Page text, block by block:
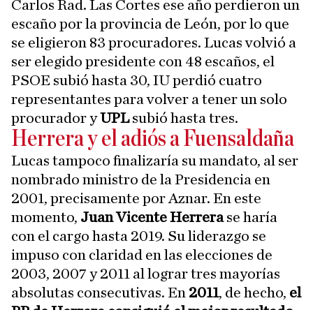
Carlos Rad. Las Cortes ese año perdieron un
escaño por la provincia de León, por lo que
se eligieron 83 procuradores. Lucas volvió a
ser elegido presidente con 48 escaños, el
PSOE subió hasta 30, IU perdió cuatro
representantes para volver a tener un solo
procurador yUPLsubió hasta tres.
Herrera y el adiós a Fuensaldaña
Lucas tampoco finalizaría su mandato, al ser
nombrado ministro de la Presidencia en
2001, precisamente por Aznar. En este
momento, Juan Vicente Herrerase haría
con el cargo hasta 2019. Su liderazgo se
impuso con claridad en las elecciones de
2003, 2007 y 2011 al lograr tres mayorías
absolutas consecutivas. En 2011, de hecho, el